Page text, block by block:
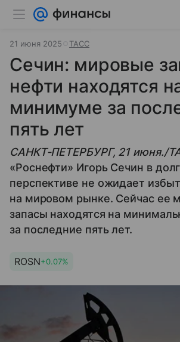
21 июня 2025 ТАСС
Сечин: мировые
нефти находятся
минимуме за
пять лет
САНКТ-ПЕТЕРБУРГ, 21 июня./
«Роснефти» Игорь Сечин в
перспективе не ожидает
на мировом рынке. Сейчас ее
запасы находятся на
за последние пять лет.
ROSN+0.07%